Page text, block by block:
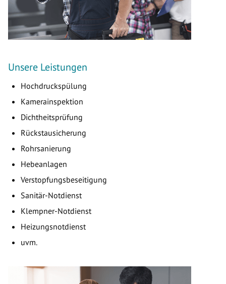
Unsere Leistungen
Hochdruckspülung
Kamerainspektion
Dichtheitsprüfung
Rückstausicherung
Rohrsanierung
Hebeanlagen
Verstopfungsbeseitigung
Sanitär-Notdienst
Klempner-Notdienst
Heizungsnotdienst
uvm.